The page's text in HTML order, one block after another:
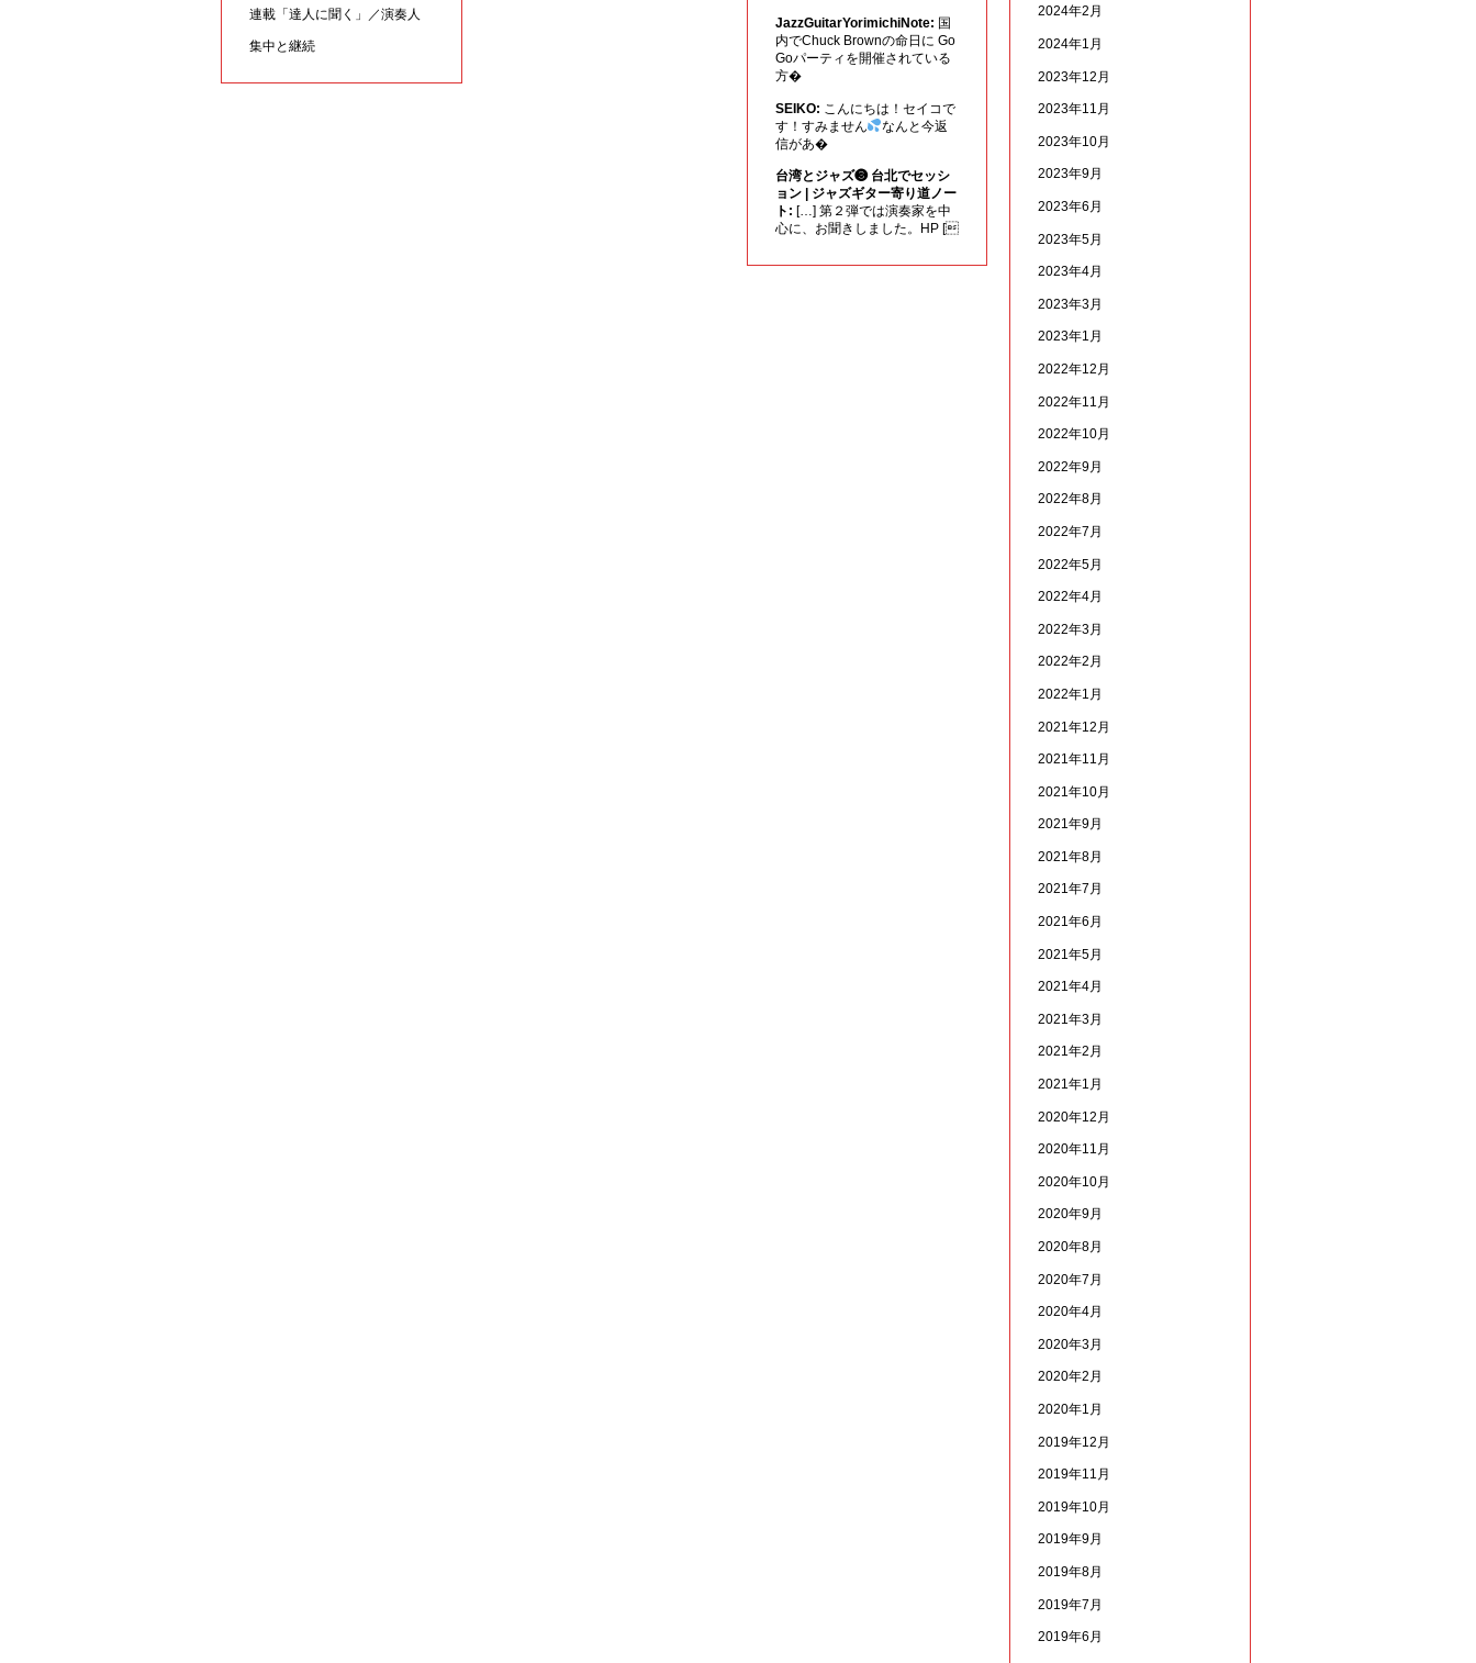
連載「達人に聞く」／演奏人
集中と継続
JazzGuitarYorimichiNote: 国
内でChuck Brownの命日に Go
Goパーティを開催されている
方�
SEIKO: こんにちは！セイコで
す！すみません
なんと今返
信があ�
台湾とジャズ❸ 台北でセッシ
ョン | ジャズギター寄り道ノー
ト: […] 第２弾では演奏家を中
心に、お聞きしました。HP [
2024年2月
2024年1月
2023年12月
2023年11月
2023年10月
2023年9月
2023年6月
2023年5月
2023年4月
2023年3月
2023年1月
2022年12月
2022年11月
2022年10月
2022年9月
2022年8月
2022年7月
2022年5月
2022年4月
2022年3月
2022年2月
2022年1月
2021年12月
2021年11月
2021年10月
2021年9月
2021年8月
2021年7月
2021年6月
2021年5月
2021年4月
2021年3月
2021年2月
2021年1月
2020年12月
2020年11月
2020年10月
2020年9月
2020年8月
2020年7月
2020年4月
2020年3月
2020年2月
2020年1月
2019年12月
2019年11月
2019年10月
2019年9月
2019年8月
2019年7月
2019年6月